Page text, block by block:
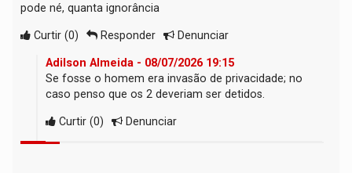
pode né, quanta ignorância
Curtir (0) Responder Denunciar
Adilson Almeida - 08/07/2026 19:15
Se fosse o homem era invasão de privacidade; no
caso penso que os 2 deveriam ser detidos.
Curtir (0) Denunciar